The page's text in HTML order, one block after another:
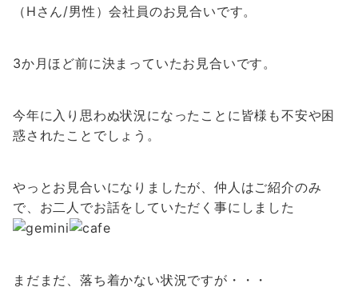
（Hさん/男性）会社員のお見合いです。
3か月ほど前に決まっていたお見合いです。
今年に入り思わぬ状況になったことに皆様も不安や困
惑されたことでしょう。
やっとお見合いになりましたが、仲人はご紹介のみ
で、お二人でお話をしていただく事にしました
まだまだ、落ち着かない状況ですが・・・